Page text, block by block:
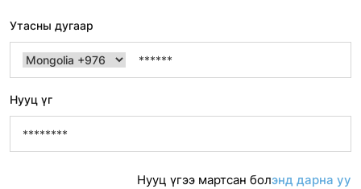
Утасны дугаар
Нууц үг
Нууц үгээ мартсан болэнд дарна уу